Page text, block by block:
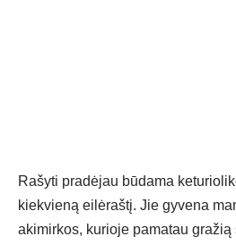
Rašyti pradėjau būdama
kiekvieną eilėraštį. Jie gyvena
akimirkos, kurioje pamatau gražią